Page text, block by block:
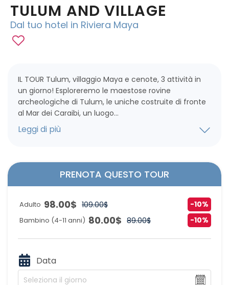
TULUM AND VILLAGE
Dal tuo hotel in Riviera Maya
IL TOUR Tulum, villaggio Maya e cenote, 3 attività in
un giorno! Esploreremo le maestose rovine
archeologiche di Tulum, le uniche costruite di fronte
al Mar dei Caraibi, un luogo...
Leggi di più
PRENOTA QUESTO TOUR
Adulto 98.00$ 109.00$ -10%
Bambino (4-11 anni) 80.00$ 89.00$ -10%
Data